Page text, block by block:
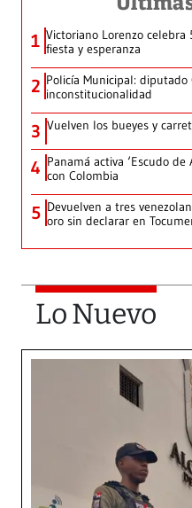
1 Victoriano Lorenzo
fiesta y esperanza
2 Policía Municipal:
inconstitucionalidad
3 Vuelven los bueyes y
4 Panamá activa ‘Escudo
con Colombia
5 Devuelven a tres
oro sin declarar en
Lo Nuevo